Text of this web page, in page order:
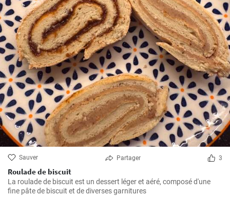
Sauver Partager 3
Roulade de biscuit
La roulade de biscuit est un dessert léger et aéré, composé d'une
fine pâte de biscuit et de diverses garnitures